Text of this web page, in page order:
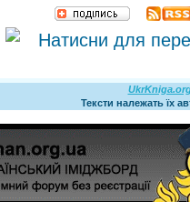
Тексти належать їх